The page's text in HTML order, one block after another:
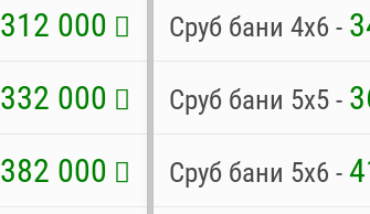
312 000
332 000
382 000
Сруб бани 4х6 -
Сруб бани 5х5 -
Сруб бани 5х6 -